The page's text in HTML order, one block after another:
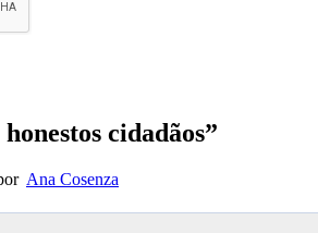
cidadãos”
Ana Cosenza